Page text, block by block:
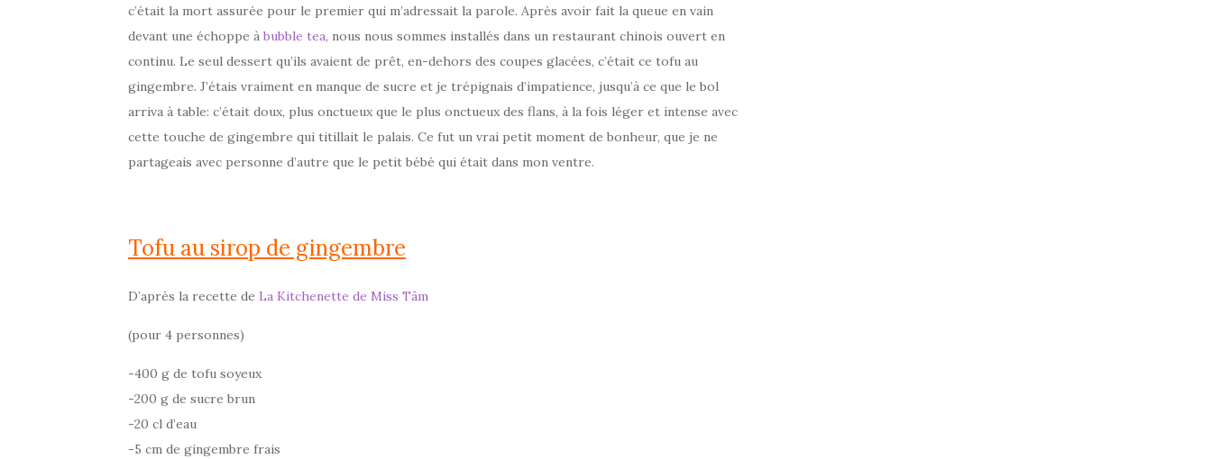
c’était la mort assurée pour le premier qui m’adressait la parole. Après avoir fait la queue en vain
devant une échoppe à bubble tea, nous nous sommes installés dans un restaurant chinois ouvert en
continu. Le seul dessert qu’ils avaient de prêt, en-dehors des coupes glacées, c’était ce tofu au
gingembre. J’étais vraiment en manque de sucre et je trépignais d’impatience, jusqu’à ce que le bol
arriva à table: c’était doux, plus onctueux que le plus onctueux des flans, à la fois léger et intense avec
cette touche de gingembre qui titillait le palais. Ce fut un vrai petit moment de bonheur, que je ne
partageais avec personne d’autre que le petit bébé qui était dans mon ventre.
Tofu au sirop de gingembre
D’après la recette de La Kitchenette de Miss Tâm
(pour 4 personnes)
-400 g de tofu soyeux
-200 g de sucre brun
-20 cl d’eau
-5 cm de gingembre frais